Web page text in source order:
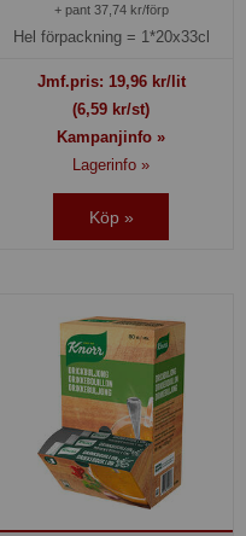
+ pant 37,74 kr/förp
Hel förpackning = 1*20x33cl
Jmf.pris: 19,96kr/lit
(6,59 kr/st)
Kampanjinfo »
Lagerinfo »
Köp »